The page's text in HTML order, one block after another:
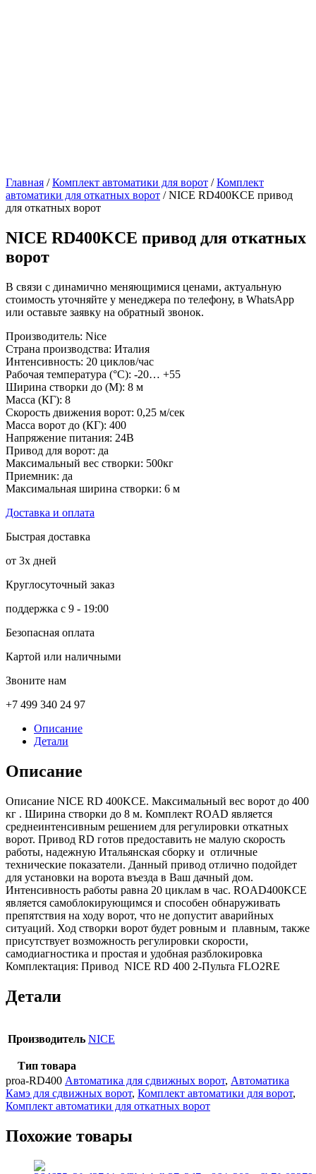
Главная /Комплект автоматики для ворот /Комплект
автоматики для откатных ворот / NICE RD400KCE привод
для откатных ворот
NICE RD400KCE привод для откатных
ворот
В связи с динамично меняющимися ценами, актуальную
стоимость уточняйте у менеджера по телефону, в WhatsApp
или оставьте заявку на обратный звонок.
Производитель: Nice
Страна производства: Италия
Интенсивность: 20 циклов/час
Рабочая температура (°C): -20… +55
Ширина створки до (М): 8 м
Масса (КГ): 8
Скорость движения ворот: 0,25 м/сек
Масса ворот до (КГ): 400
Напряжение питания: 24В
Привод для ворот: да
Максимальный вес створки: 500кг
Приемник: да
Максимальная ширина створки: 6 м
Доставка и оплата
Быстрая доставка
от 3х дней
Круглосуточный заказ
поддержка с 9 - 19:00
Безопасная оплата
Картой или наличными
Звоните нам
+7 499 340 24 97
Описание
Детали
Описание
Описание NICE RD 400KCE. Максимальный вес ворот до 400
кг . Ширина створки до 8 м. Комплект ROAD является
среднеинтенсивным решением для регулировки откатных
ворот. Привод RD готов предоставить не малую скорость
работы, надежную Итальянская сборку и отличные
технические показатели. Данный привод отлично подойдет
для установки на ворота въезда в Ваш дачный дом.
Интенсивность работы равна 20 циклам в час. ROAD400KCE
является самоблокирующимся и способен обнаруживать
препятствия на ходу ворот, что не допустит аварийных
ситуаций. Ход створки ворот будет ровным и плавным, также
присутствует возможность регулировки скорости,
самодиагностика и простая и удобная разблокировка
Комплектация: Привод NICE RD 400 2-Пульта FLO2RE
Детали
Производитель NICE
Тип товара
proa-RD400 Автоматика для сдвижных ворот, Автоматика
Камэ для сдвижных ворот, Комплект автоматики для ворот,
Комплект автоматики для откатных ворот
Похожие товары